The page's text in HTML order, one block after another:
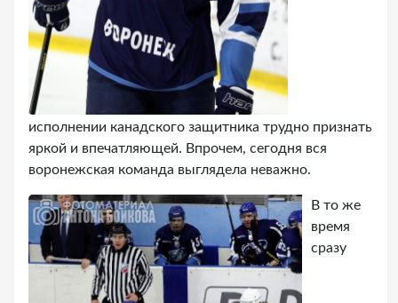
исполнении канадского защитника трудно признать
яркой и впечатляющей. Впрочем, сегодня вся
воронежская команда выглядела неважно.
В то же
время
сразу